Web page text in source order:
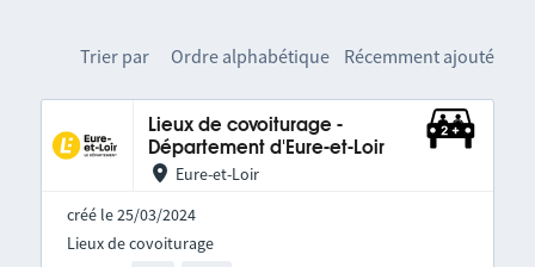
Trier par Ordre alphabétique Récemment ajouté
Lieux de covoiturage -
Département d'Eure-et-Loir
Eure-et-Loir
créé le 25/03/2024
Lieux de covoiturage